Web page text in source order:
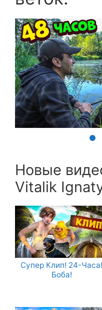
Новые
Vitalik
Супер Клип! 24-Часа!
Боба!